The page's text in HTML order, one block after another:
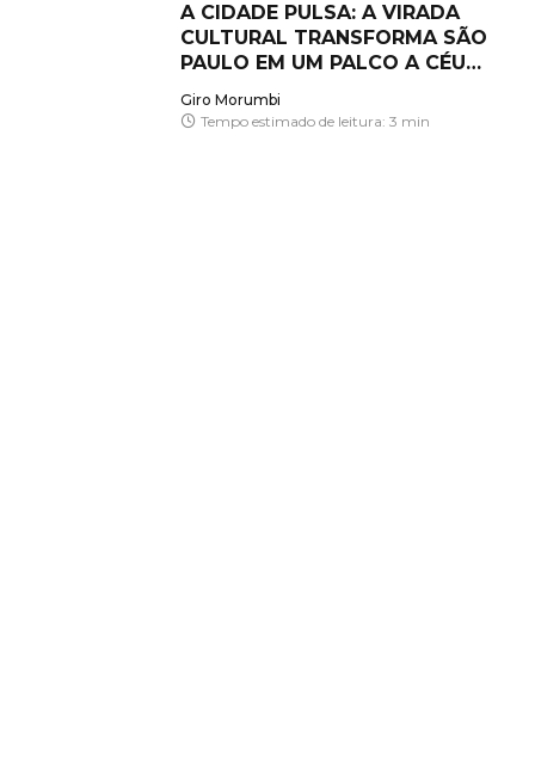
A CIDADE PULSA: A VIRADA
CULTURAL TRANSFORMA SÃO
PAULO EM UM PALCO A CÉU
ABERTO
Giro Morumbi
Tempo estimado de leitura: 3 min